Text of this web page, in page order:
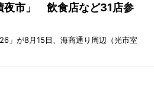
夜市」 飲食店など31店参
」が8月15日、海商通り周辺（光市室